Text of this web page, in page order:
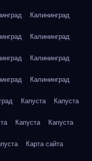
Калининград
Калининград
Калининград
Калининград
Капуста Капуста
Капуста Капуста
Карта сайта